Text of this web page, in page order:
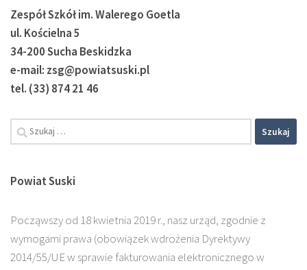
Zespół Szkół im. Walerego Goetla
ul. Kościelna 5
34-200 Sucha Beskidzka
e-mail: zsg@powiatsuski.pl
tel. (33) 874 21 46
Powiat Suski
Począwszy od 18 kwietnia 2019 r., nasz urząd, zgodnie z
wymogami prawa (obowiązek wdrożenia Dyrektywy
2014/55/UE w sprawie fakturowania elektronicznego w